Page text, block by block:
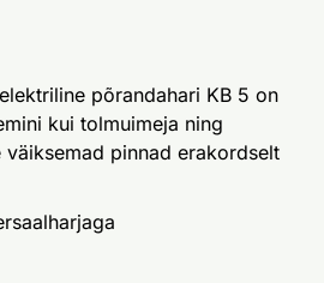
põrandahari KB 5 on
kui tolmuimeja ning
pinnad erakordselt